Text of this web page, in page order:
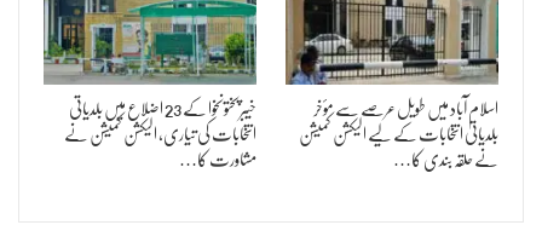
اسلام آباد میں طویل عرصے سے مؤخر
بلدیاتی انتخابات کے لیے الیکشن کمیشن
نے حلقہ بندی کا…
خیبرپختونخوا کے 23 اضلاع میں بلدیاتی
انتخابات کی تیاری، الیکشن کمیشن نے
مشاورت کا…